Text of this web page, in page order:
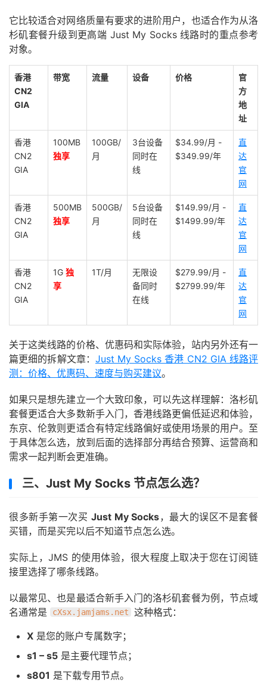
它比较适合对网络质量有要求的进阶用户，也适合作为从洛
杉矶套餐升级到更高端 Just My Socks 线路时的重点参考
对象。
香港
CN2
GIA
带宽 流量 设备 价格
官
方
地
址
香港
CN2
GIA
100MB
独享
100GB/
月
3台设备
同时在
线
$34.99/月 -
$349.99/年
直
达
官
网
香港
CN2
GIA
500MB
独享
500GB/
月
5台设备
同时在
线
$149.99/月 -
$1499.99/年
直
达
官
网
香港
CN2
GIA
1G 独
享
1T/月
无限设
备同时
在线
$279.99/月 -
$2799.99/年
直
达
官
网
关于这类线路的价格、优惠码和实际体验，站内另外还有一
篇更细的拆解文章： Just My Socks 香港 CN2 GIA 线路评
测：价格、优惠码、速度与购买建议。
如果只是想先建立一个大致印象，可以先这样理解：洛杉矶
套餐更适合大多数新手入门，香港线路更偏低延迟和体验，
东京、伦敦则更适合有特定线路偏好或使用场景的用户。至
于具体怎么选，放到后面的选择部分再结合预算、运营商和
需求一起判断会更准确。
三、Just My Socks 节点怎么选？
很多新手第一次买Just My Socks，最大的误区不是套餐
买错，而是买完以后不知道节点怎么选。
实际上，JMS 的使用体验，很大程度上取决于您在订阅链
接里选择了哪条线路。
以最常见、也是最适合新手入门的洛杉矶套餐为例，节点域
名通常是
cXsx.jamjams.net
这种格式：
X 是您的账户专属数字；
s1 – s5 是主要代理节点；
s801 是下载专用节点。